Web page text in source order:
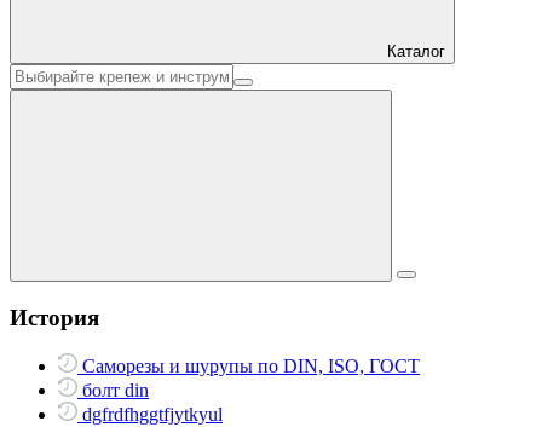
Каталог
История
Саморезы и шурупы по DIN, ISO, ГОСТ
болт din
dgfrdfhggtfjytkyul